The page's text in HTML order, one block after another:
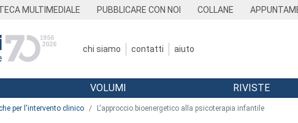
MULTIMEDIALE PUBBLICARE CON NOI COLLANE
chi siamo contatti aiuto
VOLUMI RIVISTE
per l'intervento clinico L'approccio bioenergetico alla psicoterapia infantile